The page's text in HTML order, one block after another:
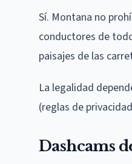
Sí. Montana no
conductores de
paisajes de las
La legalidad
(reglas de
Dashcams